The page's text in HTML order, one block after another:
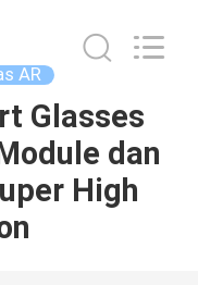
AR
Glasses
dan
High